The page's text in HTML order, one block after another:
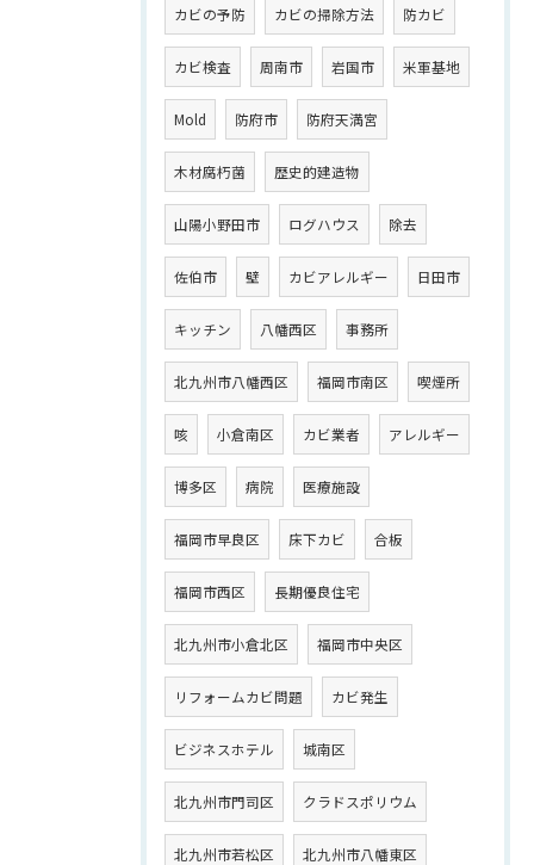
カビの予防 カビの掃除方法 防カビ
カビ検査 周南市 岩国市 米軍基地
Mold 防府市 防府天満宮
木材腐朽菌 歴史的建造物
山陽小野田市 ログハウス 除去
佐伯市 壁 カビアレルギー 日田市
キッチン 八幡西区 事務所
北九州市八幡西区 福岡市南区 喫煙所
咳 小倉南区 カビ業者 アレルギー
博多区 病院 医療施設
福岡市早良区 床下カビ 合板
福岡市西区 長期優良住宅
北九州市小倉北区 福岡市中央区
リフォームカビ問題 カビ発生
ビジネスホテル 城南区
北九州市門司区 クラドスポリウム
北九州市若松区 北九州市八幡東区